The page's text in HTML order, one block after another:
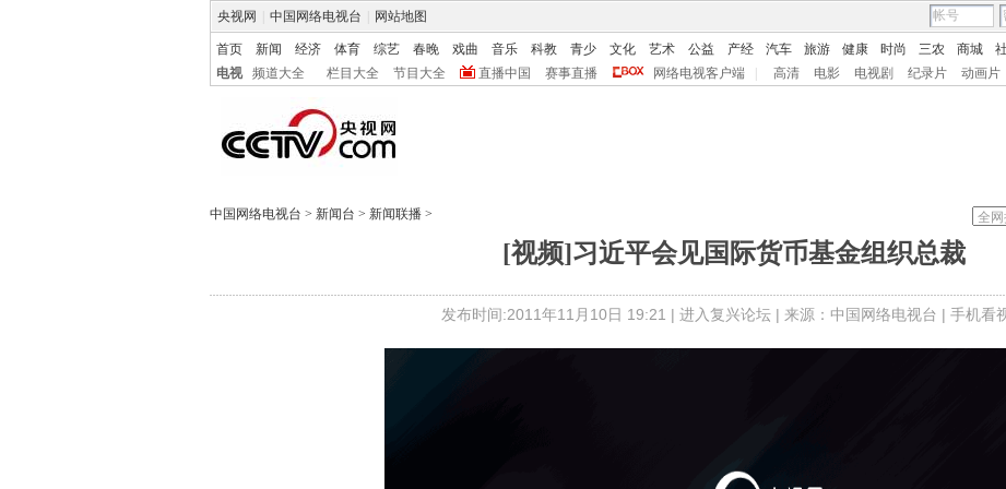
央视网 中国网络电视台 网站地图
首页 新闻 经济 体育 综艺 春晚 戏曲 音乐 科教 青少 文化 艺术 公益 产经 汽车 旅游 健康 时尚 三农 商城
电视
频道大全 栏目大全 节目大全 直播中国 赛事直播 网络电视客户端 高清 电影 电视剧 纪录片 动画片
中国网络电视台 > 新闻台 > 新闻联播 >
[视频]习近平会见国际货币基金组织总裁
发布时间:2011年11月10日 19:21 | 进入复兴论坛 | 来源：中国网络电视台 | 手机看